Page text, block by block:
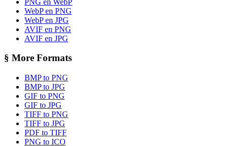
WebP en PNG
WebP en JPG
AVIF en PNG
AVIF en JPG
§ More Formats
BMP to PNG
BMP to JPG
GIF to PNG
GIF to JPG
TIFF to PNG
TIFF to JPG
PDF to TIFF
PNG to ICO